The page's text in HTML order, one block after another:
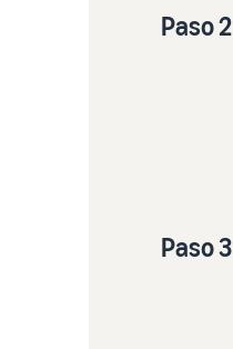
Paso 2
Paso 3